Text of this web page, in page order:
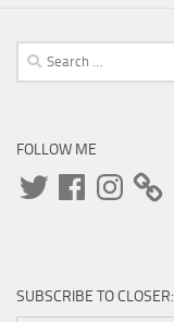
Search
for:
FOLLOW ME
TwitterFacebookInstagram
SUBSCRIBE TO CLOSER: